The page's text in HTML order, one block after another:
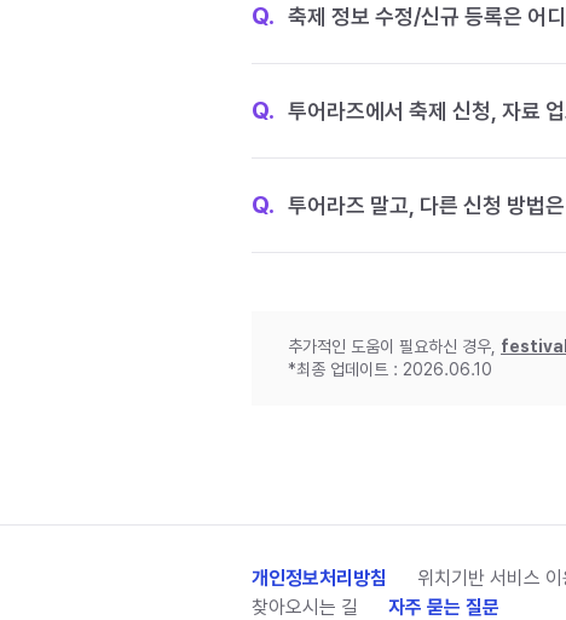
Q. 축제 정보 수정/신규 등록은 어
Q. 투어라즈에서 축제 신청, 자료
Q. 투어라즈 말고, 다른 신청 방법
추가적인 도움이 필요하신 경우,
*최종 업데이트 : 2026.06.10
개인정보처리방침 위치기반 서비스
찾아오시는 길
자주 묻는 질문